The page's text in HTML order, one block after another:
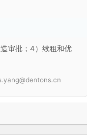
审批；4）续租和优